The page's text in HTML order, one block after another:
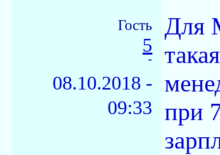
Гость
5
-
08.10.2018 -
09:33
Для
при